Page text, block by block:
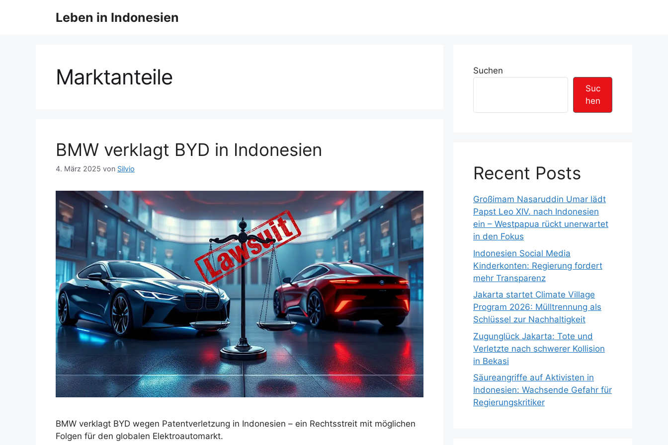
Leben in Indonesien
Marktanteile
BMW verklagt BYD in Indonesien
4. März 2025 von Silvio
BMW verklagt BYD wegen Patentverletzung in Indonesien – ein Rechtsstreit mit möglichen
Folgen für den globalen Elektroautomarkt.
Suchen
Suc
hen
Recent Posts
Großimam Nasaruddin Umar lädt
Papst Leo XIV. nach Indonesien
ein – Westpapua rückt unerwartet
in den Fokus
Indonesien Social Media
Kinderkonten: Regierung fordert
mehr Transparenz
Jakarta startet Climate Village
Program 2026: Mülltrennung als
Schlüssel zur Nachhaltigkeit
Zugunglück Jakarta: Tote und
Verletzte nach schwerer Kollision
in Bekasi
Säureangriffe auf Aktivisten in
Indonesien: Wachsende Gefahr für
Regierungskritiker